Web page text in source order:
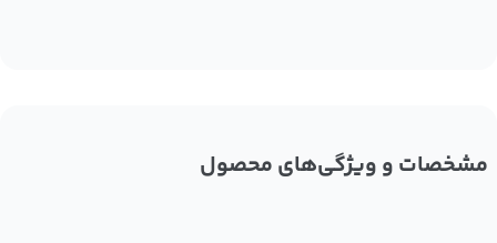
مشخصات و ویژگی‌های محصول